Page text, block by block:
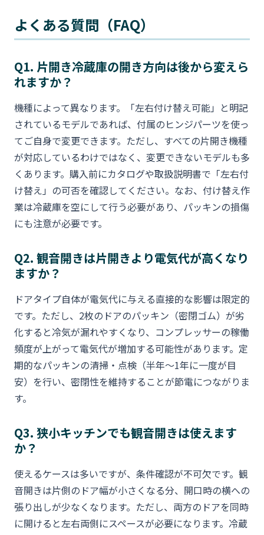
よくある質問（FAQ）
Q1. 片開き冷蔵庫の開き方向は後から変えら
れますか？
機種によって異なります。「左右付け替え可能」と明記
されているモデルであれば、付属のヒンジパーツを使っ
てご自身で変更できます。ただし、すべての片開き機種
が対応しているわけではなく、変更できないモデルも多
くあります。購入前にカタログや取扱説明書で「左右付
け替え」の可否を確認してください。なお、付け替え作
業は冷蔵庫を空にして行う必要があり、パッキンの損傷
にも注意が必要です。
Q2. 観音開きは片開きより電気代が高くなり
ますか？
ドアタイプ自体が電気代に与える直接的な影響は限定的
です。ただし、2枚のドアのパッキン（密閉ゴム）が劣
化すると冷気が漏れやすくなり、コンプレッサーの稼働
頻度が上がって電気代が増加する可能性があります。定
期的なパッキンの清掃・点検（半年〜1年に一度が目
安）を行い、密閉性を維持することが節電につながりま
す。
Q3. 狭小キッチンでも観音開きは使えます
か？
使えるケースは多いですが、条件確認が不可欠です。観
音開きは片側のドア幅が小さくなる分、開口時の横への
張り出しが少なくなります。ただし、両方のドアを同時
に開けると左右両側にスペースが必要になります。冷蔵